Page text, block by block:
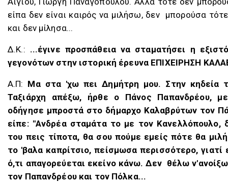
είπα δεν είναι καιρός να μιλήσω, δεν
μπορούσα
και δεν μίλησα...
Δ.K.: ...έγινε προσπάθεια να σταματήσει η
γεγονότων στην ιστορική έρευνα ΕΠΙΧΕΙΡΗΣΗ
Α.Π: Μα στα 'χω πει Δημήτρη μου. Στην κηδεία
Ταξιάρχη απέξω, ήρθε ο Πάνος Παπανδρέου,
οδήγησε μπροστά στο δήμαρχο Καλαβρύτων τον
είπε: "Ανδρέα σταμάτα το με τον Κανελλόπουλο,
του πεις τίποτα, θα σου πούμε εμείς πότε θα
το 'βαλα καπρίτσιο, πείσμωσα περισσότερο, γιατί
ό,τι απαγορεύεται εκείνο κάνω. Δεν θέλω
τον Παπανδρέου και τον Πόλκα...